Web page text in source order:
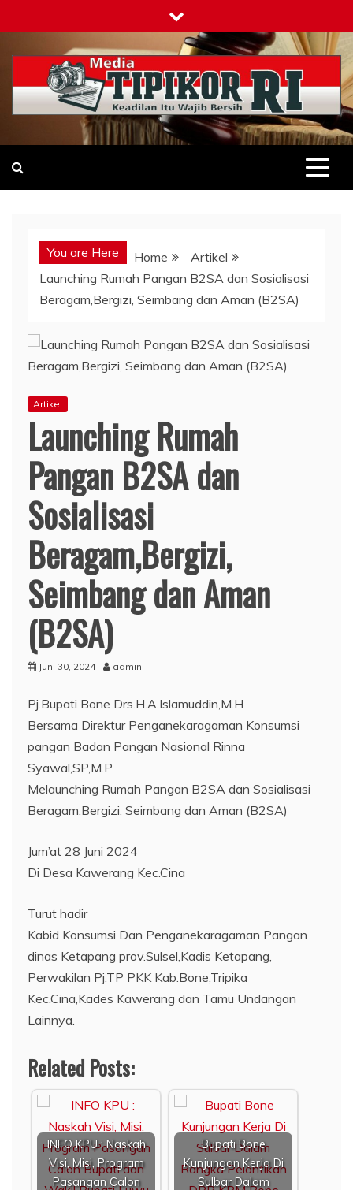
to
content
Tipikor-ri-online.my.id
Keadilan Itu Wajib Bersih
You are Here Home
Artikel
Launching Rumah Pangan B2SA dan Sosialisasi
Beragam,Bergizi, Seimbang dan Aman (B2SA)
Artikel
Launching Rumah
Pangan B2SA dan
Sosialisasi
Beragam,Bergizi,
Seimbang dan Aman
(B2SA)
Juni 30, 2024 admin
Pj.Bupati Bone Drs.H.A.Islamuddin,M.H
Bersama Direktur Penganekaragaman Konsumsi
pangan Badan Pangan Nasional Rinna
Syawal,SP,M.P
Melaunching Rumah Pangan B2SA dan Sosialisasi
Beragam,Bergizi, Seimbang dan Aman (B2SA)
Jum’at 28 Juni 2024
Di Desa Kawerang Kec.Cina
Turut hadir
Kabid Konsumsi Dan Penganekaragaman Pangan
dinas Ketapang prov.Sulsel,Kadis Ketapang,
Perwakilan Pj.TP PKK Kab.Bone,Tripika
Kec.Cina,Kades Kawerang dan Tamu Undangan
Lainnya.
Related Posts:
INFO KPU : Naskah
Visi, Misi, Program
Pasangan Calon
Bupati Bone
Kunjungan Kerja Di
Sulbar Dalam